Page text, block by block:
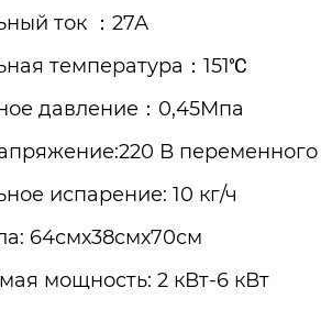
ток ：27А
температура：151℃
давление：0,45Мпа
В переменного
испарение: 10 кг/ч
64смх38смх70см
мощность: 2 кВт-6 кВт